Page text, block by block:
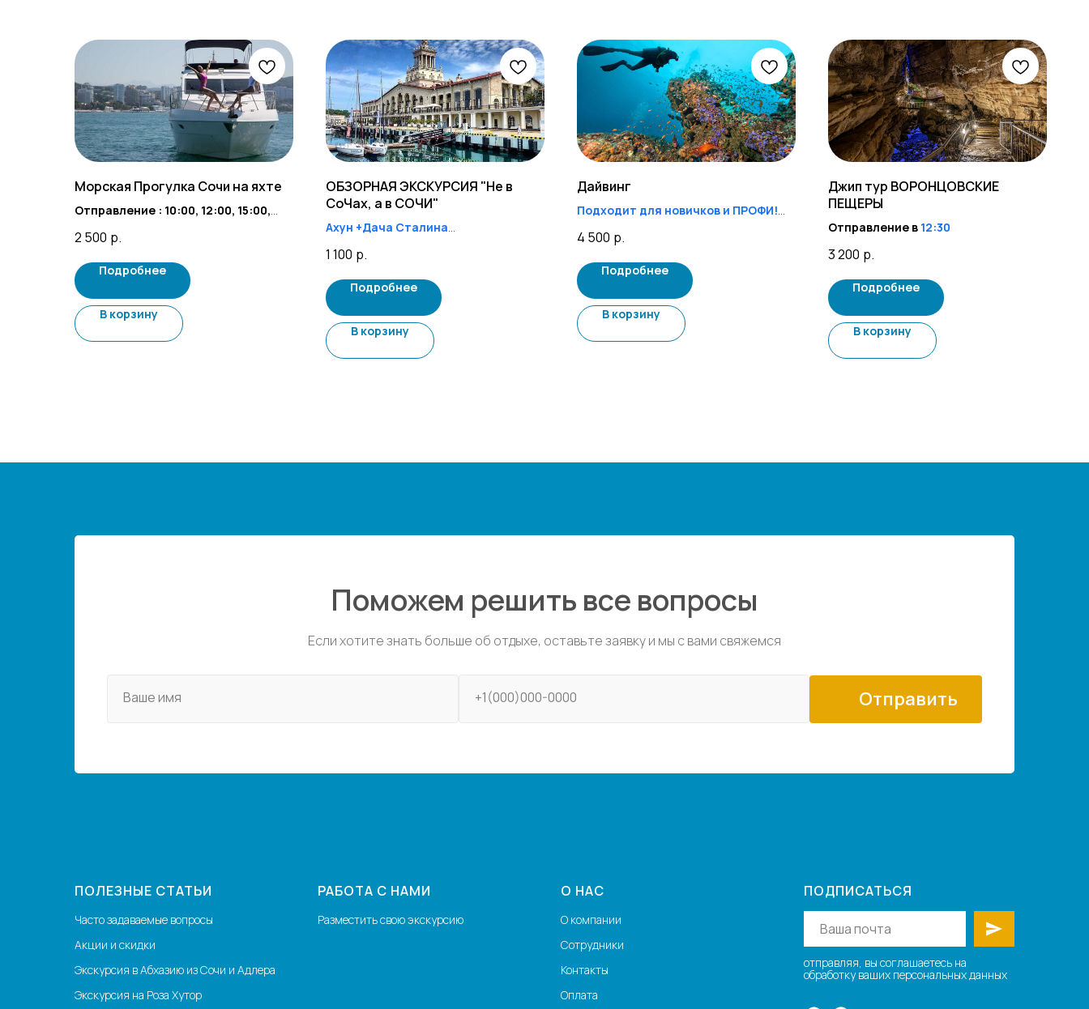
Морская Прогулка Сочи на яхте
Отправление : 10:00, 12:00, 15:00,
с Июня месяца 2026г + 19:00, 20:00,
21:00
2 500 р.
Подробнее
В корзину
ОБЗОРНАЯ ЭКСКУРСИЯ "Не в
СоЧах, а в СОЧИ"
Ахун +Дача Сталина
1 100 р.
Подробнее
В корзину
Дайвинг
Подходит для новичков и ПРОФИ!
4 500 р.
Подробнее
В корзину
Джип тур ВОРОНЦОВСКИЕ
ПЕЩЕРЫ
Отправление в 12:30
3 200 р.
Подробнее
В корзину
Поможем решить все вопросы
Если хотите знать больше об отдыхе, оставьте заявку и мы с вами свяжемся
Ваше имя +1(000)000-0000 Отправить
ПОЛЕЗНЫЕ СТАТЬИ
Часто задаваемые вопросы
Акции и скидки
Экскурсия в Абхазию из Сочи и Адлера
Экскурсия на Роза Хутор
РАБОТА С НАМИ
Разместить свою экскурсию
О НАС
О компании
Сотрудники
Контакты
Оплата
ПОДПИСАТЬСЯ
отправляя, вы соглашаетесь на
обработку ваших персональных данных